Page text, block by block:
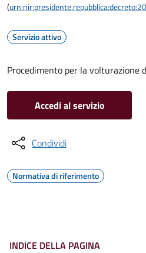
(
Servizio attivo
Procedimento per la volturazione
Accedi al servizio
Condividi
Normativa di riferimento
INDICE DELLA PAGINA